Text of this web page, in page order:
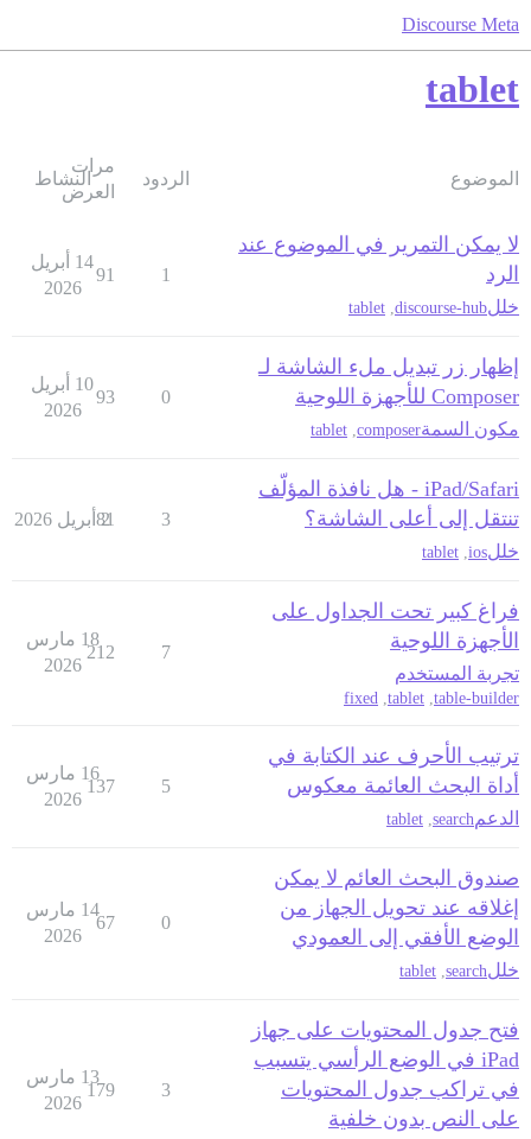
Discourse Meta
tablet
الموضوع الردود
مرات
العرض
النشاط
لا يمكن التمرير في الموضوع عند
الرد
خللdiscourse-hub
tablet
1
91
14 أبريل
2026
إظهار زر تبديل ملء الشاشة لـ
Composer للأجهزة اللوحية
مكون السمةcomposer
tablet
0
93
10 أبريل
2026
iPad/Safari - هل نافذة المؤلّف
تنتقل إلى أعلى الشاشة؟
خللios
tablet
3
81
2 أبريل 2026
فراغ كبير تحت الجداول على
الأجهزة اللوحية
تجربة المستخدم
table-builder
,
tablet
,
fixed
7
212
18 مارس
2026
ترتيب الأحرف عند الكتابة في
أداة البحث العائمة معكوس
الدعم search
tablet
5
137
16 مارس
2026
صندوق البحث العائم لا يمكن
إغلاقه عند تحويل الجهاز من
الوضع الأفقي إلى العمودي
خللsearch
tablet
0
67
14 مارس
2026
فتح جدول المحتويات على جهاز
iPad في الوضع الرأسي يتسبب
في تراكب جدول المحتويات
على النص بدون خلفية
3
179
13 مارس
2026